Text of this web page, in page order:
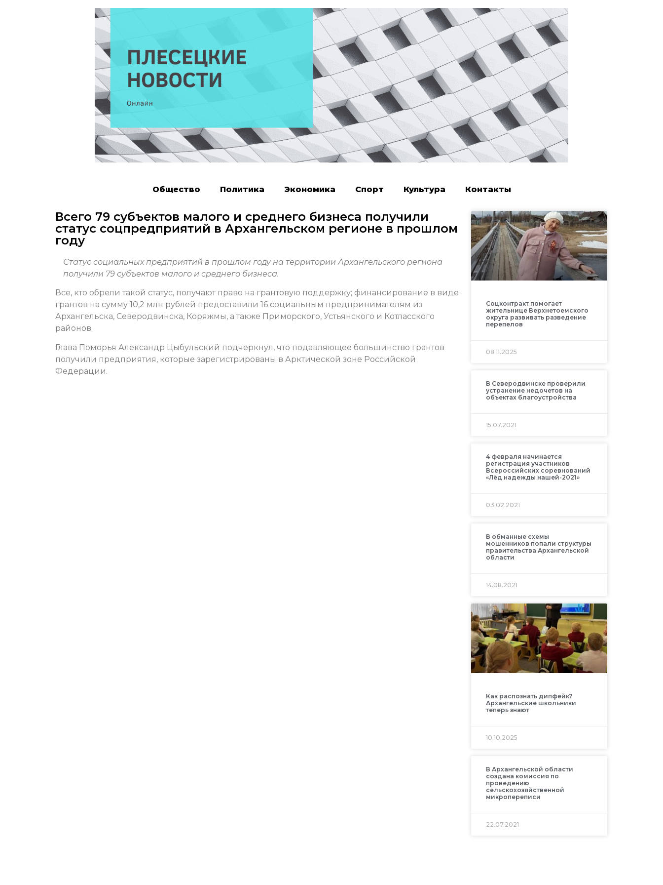
Общество Политика Экономика Спорт Культура Контакты
Всего 79 субъектов малого и среднего бизнеса получили
статус соцпредприятий в Архангельском регионе в прошлом
году
Статус социальных предприятий в прошлом году на территории Архангельского региона
получили 79 субъектов малого и среднего бизнеса.
Все, кто обрели такой статус, получают право на грантовую поддержку; финансирование в виде
грантов на сумму 10,2 млн рублей предоставили 16 социальным предпринимателям из
Архангельска, Северодвинска, Коряжмы, а также Приморского, Устьянского и Котласского
районов.
Глава Поморья Александр Цыбульский подчеркнул, что подавляющее большинство грантов
получили предприятия, которые зарегистрированы в Арктической зоне Российской
Федерации.
Соцконтракт помогает
жительнице Верхнетоемского
округа развивать разведение
перепелов
08.11.2025
В Северодвинске проверили
устранение недочетов на
объектах благоустройства
15.07.2021
4 февраля начинается
регистрация участников
Всероссийских соревнований
«Лёд надежды нашей-2021»
03.02.2021
В обманные схемы
мошенников попали структуры
правительства Архангельской
области
14.08.2021
Как распознать дипфейк?
Архангельские школьники
теперь знают
10.10.2025
В Архангельской области
создана комиссия по
проведению
сельскохозяйственной
микропереписи
22.07.2021